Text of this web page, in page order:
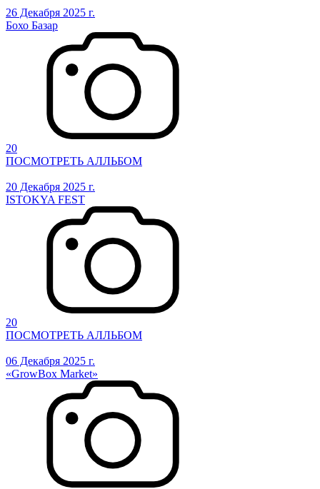
26 Декабря 2025 г.
Бохо Базар
20
ПОСМОТРЕТЬ АЛЛЬБОМ
20 Декабря 2025 г.
ISTOKYA FEST
20
ПОСМОТРЕТЬ АЛЛЬБОМ
06 Декабря 2025 г.
«GrowBox Market»